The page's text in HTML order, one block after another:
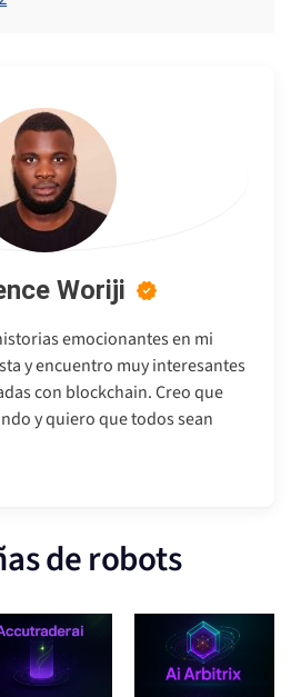
Woriji
emocionantes en mi
y encuentro muy interesantes
con blockchain. Creo que
y quiero que todos sean
de robots